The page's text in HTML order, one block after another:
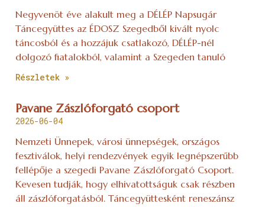
Negyvenöt éve alakult meg a DÉLÉP Napsugár
Táncegyüttes az ÉDOSZ Szegedből kivált nyolc
táncosból és a hozzájuk csatlakozó, DÉLÉP-nél
dolgozó fiatalokból, valamint a Szegeden tanuló
Részletek »
Pavane Zászlóforgató csoport
2026-06-04
Nemzeti Ünnepek, városi ünnepségek, országos
fesztiválok, helyi rendezvények egyik legnépszerűbb
fellépője a szegedi Pavane Zászlóforgató Csoport.
Kevesen tudják, hogy elhivatottságuk csak részben
áll zászlóforgatásból. Táncegyüttesként reneszánsz